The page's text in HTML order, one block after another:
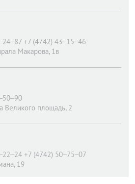
+7 (4742) 43‒15‒46
Макарова, 1в
Великого площадь, 2
+7 (4742) 50‒75‒07
19